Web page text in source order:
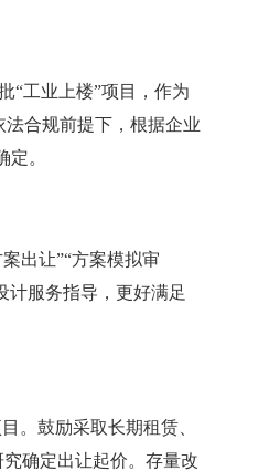
“工业上楼”项目，作为
合规前提下，根据企业
。
出让”“方案模拟审
计服务指导，更好满足
。鼓励采取长期租赁、
确定出让起价。存量改